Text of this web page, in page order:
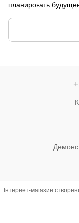
планировать
Інтернет-магазин